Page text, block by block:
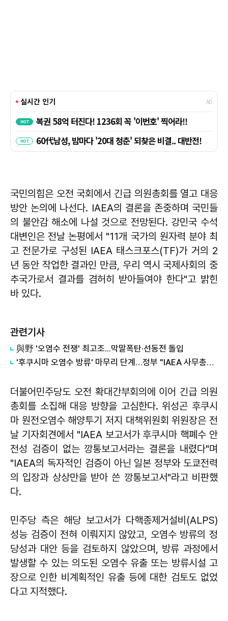
국민의힘은 오전 국회에서 긴급 의원총회를 열고 대응
방안 논의에 나선다. IAEA의 결론을 존중하며 국민들
의 불안감 해소에 나설 것으로 전망된다. 강민국 수석
대변인은 전날 논평에서 "11개 국가의 원자력 분야 최
고 전문가로 구성된 IAEA 태스크포스(TF)가 거의 2
년 동안 작업한 결과인 만큼, 우리 역시 국제사회의 중
추국가로서 결과를 겸허히 받아들여야 한다"고 밝힌
바 있다.
관련기사
與野 '오염수 전쟁' 최고조...막말폭탄·선동전 돌입
'후쿠시마 오염수 방류' 마무리 단계…정부 "IAEA 사무총장, 7∼9일 방한"
더불어민주당도 오전 확대간부회의에 이어 긴급 의원
총회를 소집해 대응 방향을 고심한다. 위성곤 후쿠시
마 원전오염수 해양투기 저지 대책위원회 위원장은 전
날 기자회견에서 "IAEA 보고서가 후쿠시마 핵폐수 안
전성 검증이 없는 깡통보고서라는 결론을 내렸다"며
"IAEA의 독자적인 검증이 아닌 일본 정부와 도쿄전력
의 입장과 상상만을 받아 쓴 깡통보고서"라고 비판했
다.
민주당 측은 해당 보고서가 다핵종제거설비(ALPS)
성능 검증이 전혀 이뤄지지 않았고, 오염수 방류의 정
당성과 대안 등을 검토하지 않았으며, 방류 과정에서
발생할 수 있는 의도된 오염수 유출 또는 방류시설 고
장으로 인한 비계획적인 유출 등에 대한 검토도 없었
다고 지적했다.